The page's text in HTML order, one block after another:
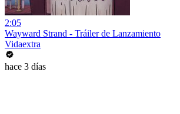
2:05
Wayward Strand - Tráiler de Lanzamiento
Vidaextra
hace 3 días